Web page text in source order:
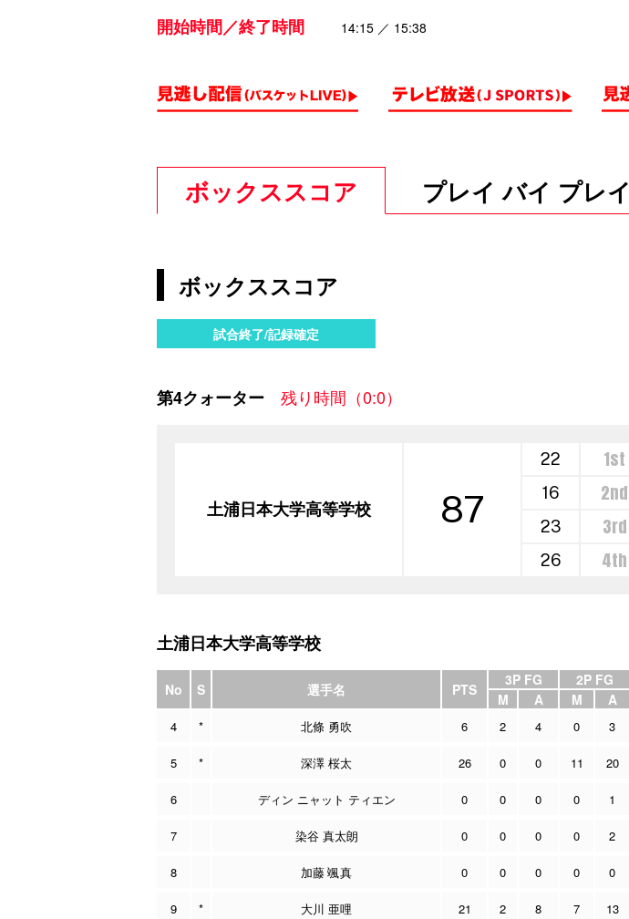
開始時間／終了時間 14:15 ／ 15:38
ボックススコア プレイ バイ プレイ
ボックススコア
試合終了/記録確定
第4クォーター 残り時間（0:0）
土浦日本大学高等学校 87
22 1st
16 2nd
23
3rd
26
4th
土浦日本大学高等学校
No S 選手名 PTS
3P FG 2P FG
M A M A
4 * 北條 勇吹 6 2 4 0 3
5 * 深澤 桜太 26 0 0 11 20
6 ディン ニャット ティエン 0 0 0 0 1
7 染谷 真太朗 0 0 0 0 2
8 加藤 颯真 0 0 0 0 0
9 * 大川 亜哩 21 2 8 7 13